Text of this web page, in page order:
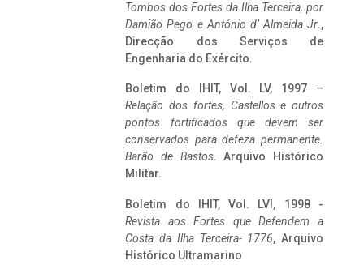
Tombos dos Fortes da Ilha Terceira, por
Damião Pego e António d’ Almeida Jr.,
Direcção dos Serviços de
Engenharia do Exército.
Boletim do IHIT, Vol. LV, 1997 –
Relação dos fortes, Castellos e outros
pontos fortificados que devem ser
conservados para defeza permanente.
Barão de Bastos. Arquivo Histórico
Militar.
Boletim do IHIT, Vol. LVI, 1998 -
Revista aos Fortes que Defendem a
Costa da Ilha Terceira- 1776, Arquivo
Histórico Ultramarino